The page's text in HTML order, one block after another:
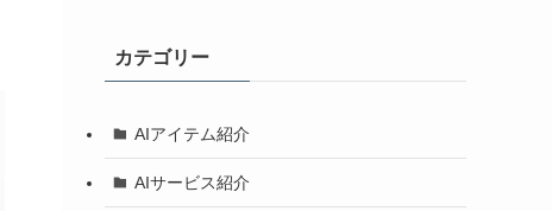
カテゴリー
AIアイテム紹介
AIサービス紹介